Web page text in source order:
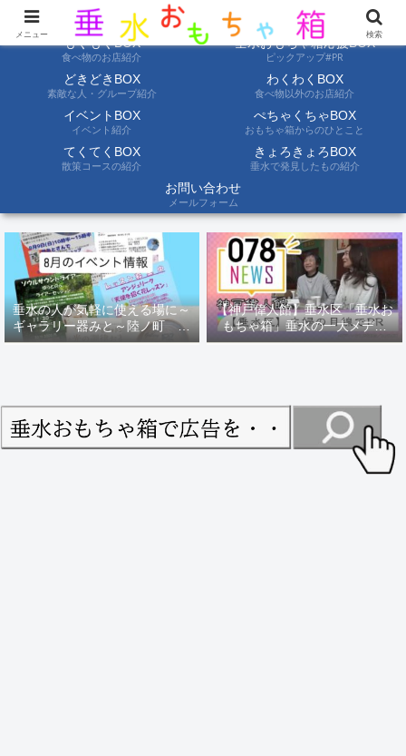
ようこそ垂水おもちゃ箱へ。垂水の情報を自分たちの目でみて聞いて伝えます
もぐもぐBOX
食べ物のお店紹介
垂水おもちゃ箱応援BOX
ピックアップ#PR
どきどきBOX
素敵な人・グループ紹介
わくわくBOX
食べ物以外のお店紹介
イベントBOX
イベント紹介
ぺちゃくちゃBOX
おもちゃ箱からのひとこと
てくてくBOX
散策コースの紹介
きょろきょろBOX
垂水で発見したもの紹介
お問い合わせ
メールフォーム
垂水の人が気軽に使える場に～
ギャラリー器みと～陸ノ町 ８
月のイベント情報
【神戸偉人館】垂水区「垂水お
もちゃ箱」垂水の一大メディ
ア！？｜神戸の魅力を凸インタ
メニュー 検索